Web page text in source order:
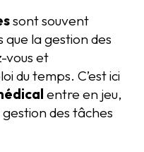
sont souvent
la gestion des
vous et
du temps. C’est ici
entre en jeu,
des tâches